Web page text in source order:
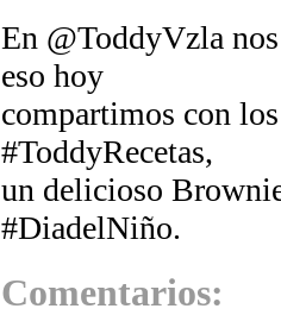
En @ToddyVzla
eso hoy
compartimos con
#ToddyRecetas,
un delicioso
#DiadelNiño.
Comentarios: